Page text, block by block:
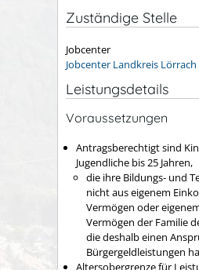
Zuständige Stelle
Jobcenter
Jobcenter Landkreis Lörrach
Leistungsdetails
Voraussetzungen
Antragsberechtigt sind
Jugendliche bis 25 Jahren,
die ihre Bildungs- und
nicht aus eigenem
Vermögen oder
Vermögen der Familie
die deshalb einen
Bürgergeldleistungen
Altersobergrenze für